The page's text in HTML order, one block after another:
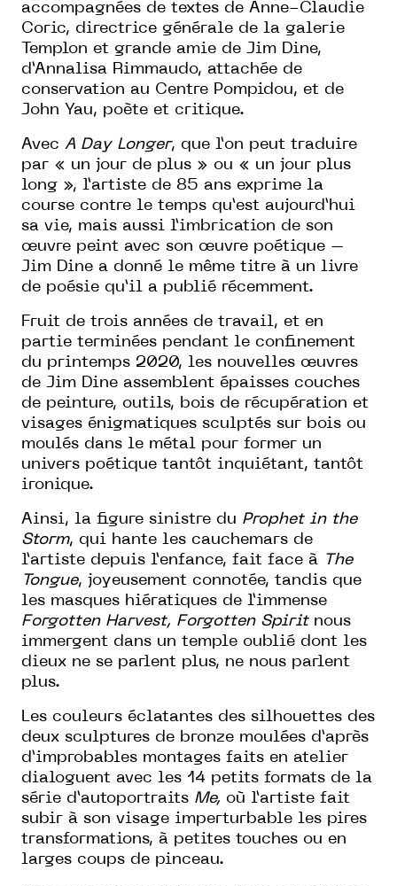
accompagnées de textes de Anne-Claudie
Coric, directrice générale de la galerie
Templon et grande amie de Jim Dine,
d’Annalisa Rimmaudo, attachée de
conservation au Centre Pompidou, et de
John Yau, poète et critique.
Avec A Day Longer, que l’on peut traduire
par « un jour de plus » ou « un jour plus
long », l’artiste de 85 ans exprime la
course contre le temps qu’est aujourd’hui
sa vie, mais aussi l’imbrication de son
œuvre peint avec son œuvre poétique –
Jim Dine a donné le même titre à un livre
de poésie qu’il a publié récemment.
Fruit de trois années de travail, et en
partie terminées pendant le confinement
du printemps 2020, les nouvelles œuvres
de Jim Dine assemblent épaisses couches
de peinture, outils, bois de récupération et
visages énigmatiques sculptés sur bois ou
moulés dans le métal pour former un
univers poétique tantôt inquiétant, tantôt
ironique.
Ainsi, la figure sinistre du Prophet in the
Storm, qui hante les cauchemars de
l’artiste depuis l’enfance, fait face à
The
Tongue, joyeusement connotée, tandis que
les masques hiératiques de l’immense
Forgotten Harvest, Forgotten Spiritnous
immergent dans un temple oublié dont les
dieux ne se parlent plus, ne nous parlent
plus.
Les couleurs éclatantes des silhouettes des
deux sculptures de bronze moulées d’après
d’improbables montages faits en atelier
dialoguent avec les 14 petits formats de la
série d’autoportraits Me, où l’artiste fait
subir à son visage imperturbable les pires
transformations, à petites touches ou en
larges coups de pinceau.